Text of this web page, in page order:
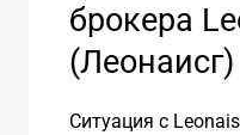
брокера
(Леонаисг)
Ситуация с